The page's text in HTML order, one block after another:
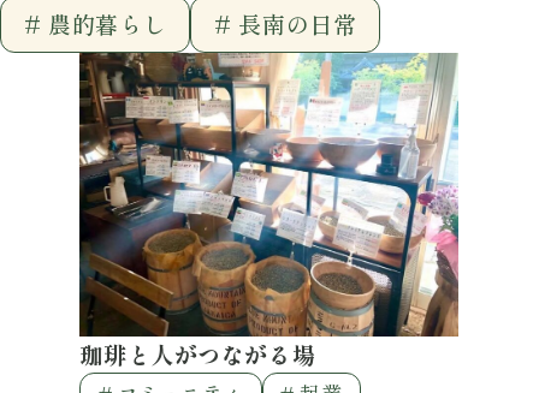
# 農的暮らし
# 長南の日常
珈琲と人がつながる場